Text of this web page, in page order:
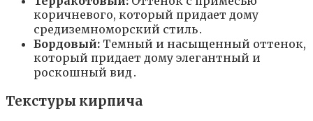
коричневого, который придает дому
средиземноморский стиль․
Бордовый: Темный и насыщенный оттенок,
который придает дому элегантный и
роскошный вид․
Текстуры кирпича